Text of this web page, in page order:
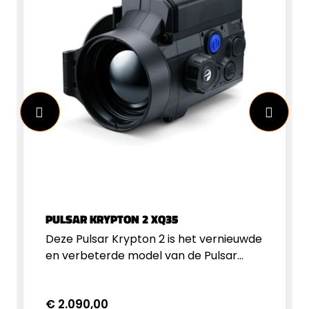
PULSAR KRYPTON 2 XQ35
Deze Pulsar Krypton 2 is het vernieuwde
en verbeterde model van de Pulsar
waardoor je er nog minder hinder van
€ 2.090,00